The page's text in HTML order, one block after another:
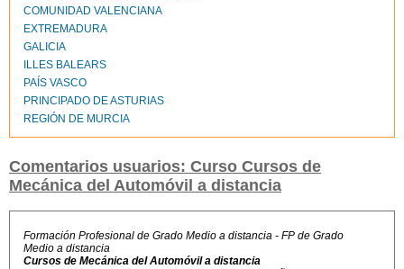
COMUNIDAD VALENCIANA
EXTREMADURA
GALICIA
ILLES BALEARS
PAÍS VASCO
PRINCIPADO DE ASTURIAS
REGIÓN DE MURCIA
Comentarios usuarios: Curso Cursos de
Mecánica del Automóvil a distancia
Formación Profesional de Grado Medio a distancia - FP de Grado
Medio a distancia
Cursos de Mecánica del Automóvil a distancia